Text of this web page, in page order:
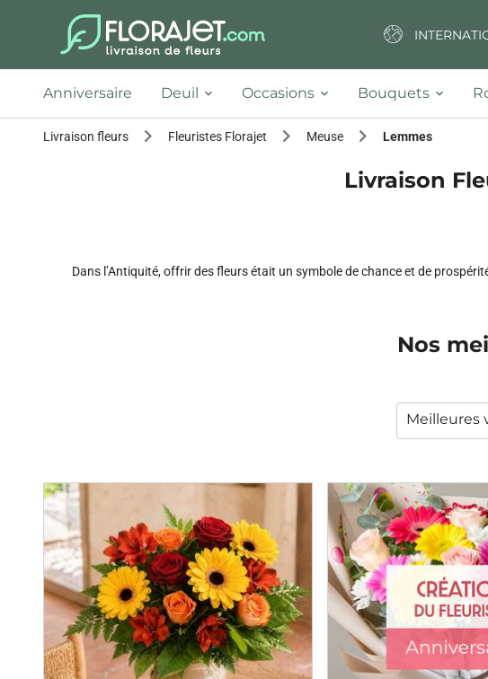
Anniversaire Deuil Occasions Bouquets
Livraison fleurs Fleuristes Florajet Meuse Lemmes
Livraison
Dans l’Antiquité, offrir des fleurs était un symbole de chance et de
Nos